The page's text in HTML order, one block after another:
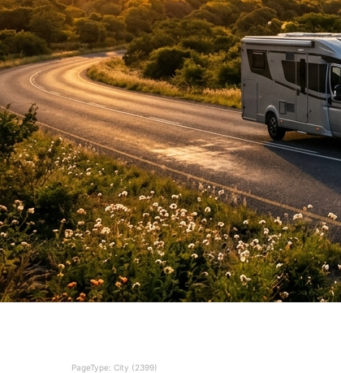
PageType: City (2399)